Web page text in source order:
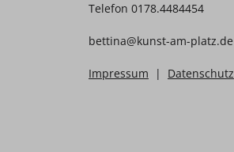
Telefon 0178.4484454
bettina@kunst-am-platz.de
Impressum | Datenschutz